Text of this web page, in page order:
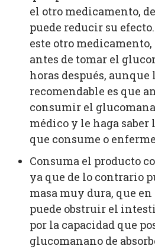
el otro medicamento,
puede reducir su
este otro
antes de tomar el
horas después, aunque
recomendable es que
consumir el
médico y le haga
que consume o
Consuma el producto
ya que de lo contrario
masa muy dura, que en
puede obstruir el
por la capacidad que
glucomanano de